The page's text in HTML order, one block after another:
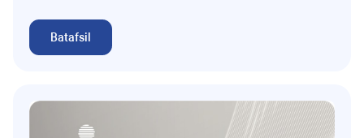
Batafsil